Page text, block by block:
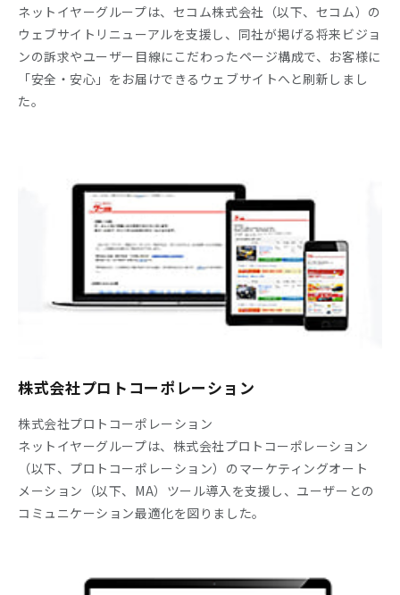
ネットイヤーグループは、セコム株式会社（以下、セコム）の
ウェブサイトリニューアルを支援し、同社が掲げる将来ビジョ
ンの訴求やユーザー目線にこだわったページ構成で、お客様に
「安全・安心」をお届けできるウェブサイトへと刷新しまし
た。
株式会社プロトコーポレーション
株式会社プロトコーポレーション
ネットイヤーグループは、株式会社プロトコーポレーション
（以下、プロトコーポレーション）のマーケティングオート
メーション（以下、MA）ツール導入を支援し、ユーザーとの
コミュニケーション最適化を図りました。